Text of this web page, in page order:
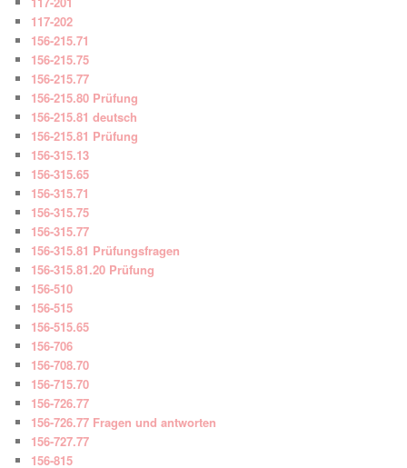
117-202
156-215.71
156-215.75
156-215.77
156-215.80 Prüfung
156-215.81 deutsch
156-215.81 Prüfung
156-315.13
156-315.65
156-315.71
156-315.75
156-315.77
156-315.81 Prüfungsfragen
156-315.81.20 Prüfung
156-510
156-515
156-515.65
156-706
156-708.70
156-715.70
156-726.77
156-726.77 Fragen und antworten
156-727.77
156-815